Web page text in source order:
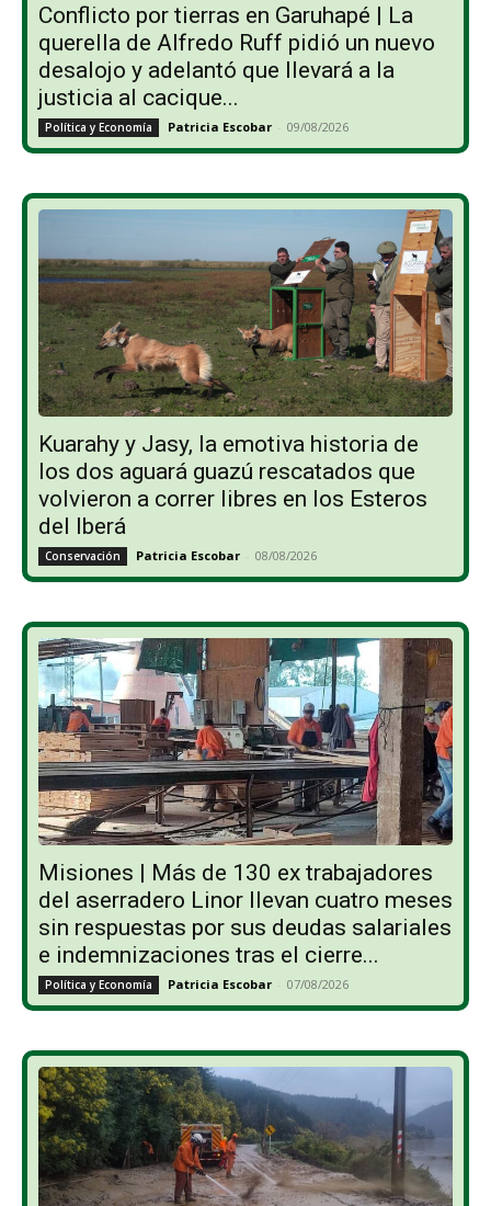
Conflicto por tierras en Garuhapé | La
querella de Alfredo Ruff pidió un nuevo
desalojo y adelantó que llevará a la
justicia al cacique...
Política y Economía Patricia Escobar - 09/08/2026
Kuarahy y Jasy, la emotiva historia de
los dos aguará guazú rescatados que
volvieron a correr libres en los Esteros
del Iberá
Conservación Patricia Escobar - 08/08/2026
Misiones | Más de 130 ex trabajadores
del aserradero Linor llevan cuatro meses
sin respuestas por sus deudas salariales
e indemnizaciones tras el cierre...
Política y Economía Patricia Escobar - 07/08/2026